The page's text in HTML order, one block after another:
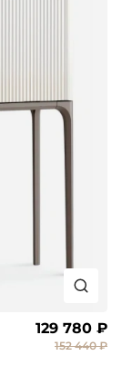
129 780 ₽
152 440 ₽